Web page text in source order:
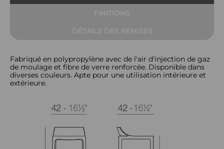
Fabriqué en polypropylène avec de l'air d'injection de gaz
de moulage et fibre de verre renforcée. Disponible dans
diverses couleurs. Apte pour une utilisation intérieure et
extérieure.